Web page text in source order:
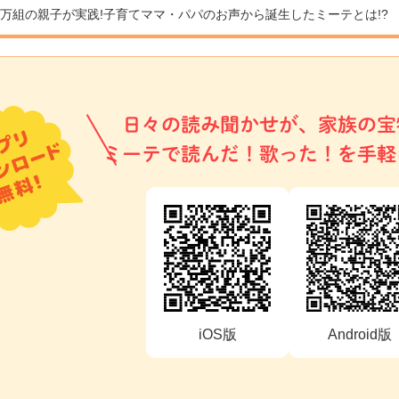
組の親子が実践!子育てママ・パパのお声から誕生したミーテとは!?
日々の読み聞かせが、家族の
ミーテで読んだ！歌った！を手
iOS版 Android版